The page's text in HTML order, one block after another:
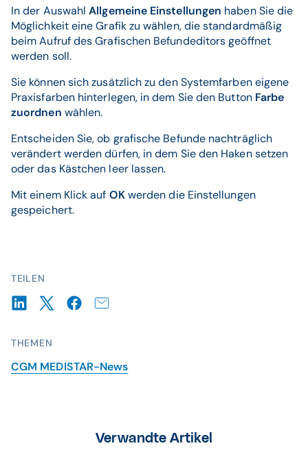
TEILEN
THEMEN
CGM MEDISTAR-News
In der AuswahlAllgemeine Einstellungen haben Sie die
Möglichkeit eine Grafik zu wählen, die standardmäßig
beim Aufruf des Grafischen Befundeditors geöffnet
werden soll.
Sie können sich zusätzlich zu den Systemfarben eigene
Praxisfarben hinterlegen, in dem Sie den Button Farbe
zuordnen wählen.
Entscheiden Sie, ob grafische Befunde nachträglich
verändert werden dürfen, in dem Sie den Haken setzen
oder das Kästchen leer lassen.
Mit einem Klick auf OKwerden die Einstellungen
gespeichert.
Verwandte Artikel